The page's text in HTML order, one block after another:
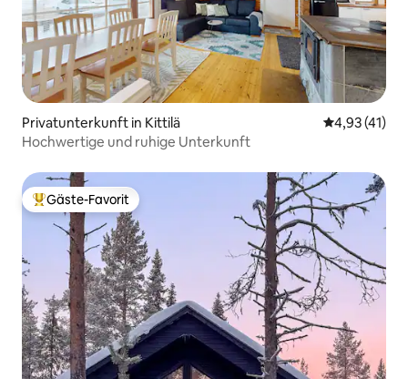
Privatunterkunft in Kittilä
4,93 (41)
Hochwertige und ruhige Unterkunft
Beliebter Gäste-Favorit.
Gäste-Favorit